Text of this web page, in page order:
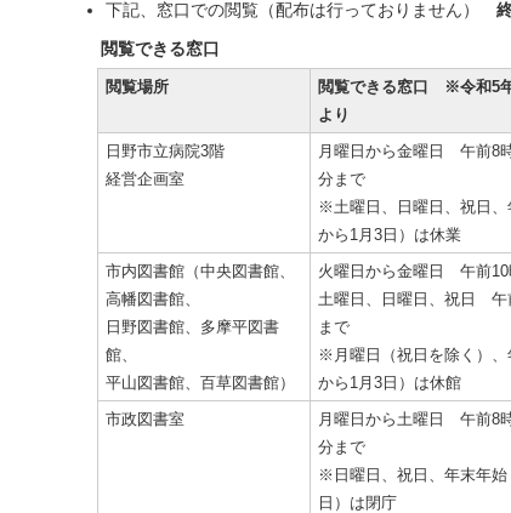
下記、窓口での閲覧（配布は行っておりません）
閲覧できる窓口
閲覧場所
閲覧できる窓口 ※令和5年
より
日野市立病院3階
経営企画室
月曜日から金曜日 午前8
分まで
※土曜日、日曜日、祝日、
から1月3日）は休業
市内図書館（中央図書館、
高幡図書館、
日野図書館、多摩平図書
館、
平山図書館、百草図書館）
火曜日から金曜日 午前10
土曜日、日曜日、祝日 午
まで
※月曜日（祝日を除く）、
から1月3日）は休館
市政図書室
月曜日から土曜日 午前8
分まで
※日曜日、祝日、年末年始
日）は閉庁